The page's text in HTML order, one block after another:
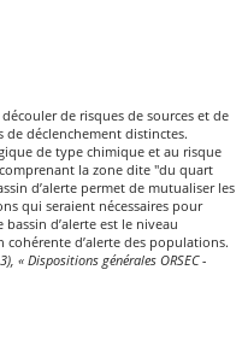
de risques de sources et de
déclenchement distinctes.
de type chimique et au risque
la zone dite "du quart
d’alerte permet de mutualiser les
qui seraient nécessaires pour
d’alerte est le niveau
d’alerte des populations.
« Dispositions générales ORSEC -